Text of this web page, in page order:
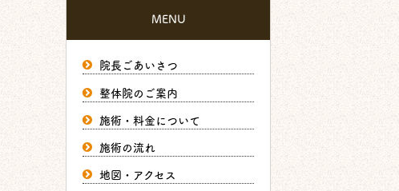
MENU
院長ごあいさつ
整体院のご案内
施術・料金について
施術の流れ
地図・アクセス